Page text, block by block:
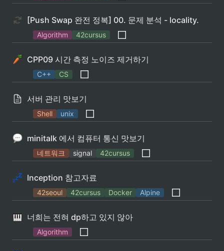
[Push Swap 완전 정복] 00. 문제 분석 - locality.
Algorithm 42cursus
CPP09 시간 측정 노이즈 제거하기
C++ CS
서버 관리 맛보기
Shell unix
minitalk 에서 컴퓨터 통신 맛보기
네트워크 signal 42cursus
Inception 참고자료
42seoul 42cursus Docker Alpine
너희는 전혀 dp하고 있지 않아
Algorithm